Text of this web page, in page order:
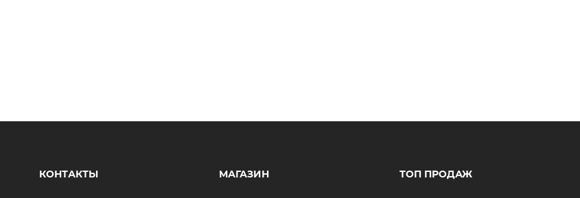
КОНТАКТЫ МАГАЗИН ТОП ПРОДАЖ